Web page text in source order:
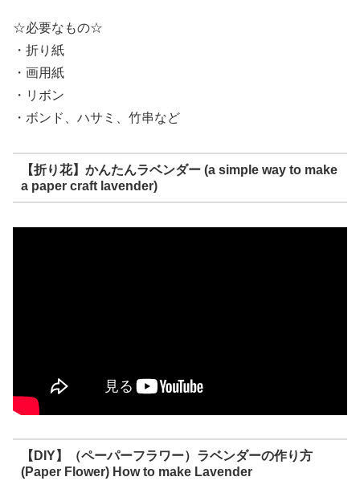
☆必要なもの☆
・折り紙
・画用紙
・リボン
・ボンド、ハサミ、竹串など
【折り花】かんたんラベンダー (a simple way to make
a paper craft lavender)
【DIY】（ペーパーフラワー）ラベンダーの作り方
(Paper Flower) How to make Lavender